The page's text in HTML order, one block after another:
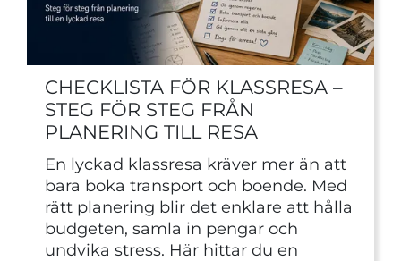
CHECKLISTA FÖR KLASSRESA –
STEG FÖR STEG FRÅN
PLANERING TILL RESA
En lyckad klassresa kräver mer än att
bara boka transport och boende. Med
rätt planering blir det enklare att hålla
budgeten, samla in pengar och
undvika stress. Här hittar du en